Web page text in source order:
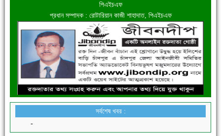
পিএইচএফ
প্রধান সম্পাদক : রোটারিয়ান কাজী শাহাদাত, পিএইচএফ
সর্বশেষ খবর :